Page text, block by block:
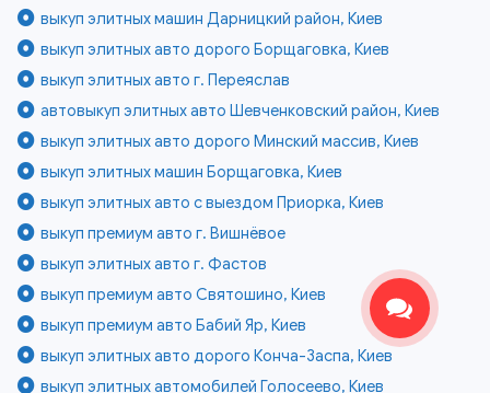
выкуп элитных машин Дарницкий район, Киев
выкуп элитных авто дорого Борщаговка, Киев
выкуп элитных авто г. Переяслав
автовыкуп элитных авто Шевченковский район, Киев
выкуп элитных авто дорого Минский массив, Киев
выкуп элитных машин Борщаговка, Киев
выкуп элитных авто с выездом Приорка, Киев
выкуп премиум авто г. Вишнёвое
выкуп элитных авто г. Фастов
выкуп премиум авто Святошино, Киев
выкуп премиум авто Бабий Яр, Киев
выкуп элитных авто дорого Конча-Заспа, Киев
выкуп элитных автомобилей Голосеево, Киев